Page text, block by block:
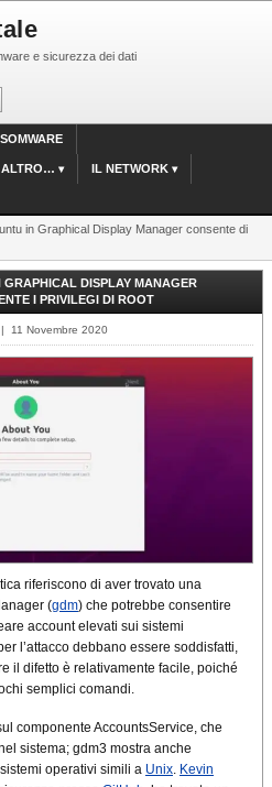
e sicurezza dei dati
ALTRO… IL NETWORK
in Graphical Display Manager consente di
DISPLAY MANAGER
I PRIVILEGI DI ROOT
11 Novembre 2020
riferiscono di aver trovato una
(gdm) che potrebbe consentire
account elevati sui sistemi
l’attacco debbano essere soddisfatti,
il difetto è relativamente facile, poiché
semplici comandi.
componente AccountsService, che
sistema; gdm3 mostra anche
operativi simili a Unix. Kevin